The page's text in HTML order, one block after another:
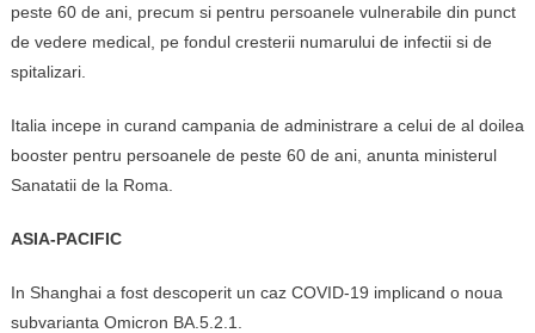
peste 60 de ani, precum si pentru persoanele vulnerabile din punct
de vedere medical, pe fondul cresterii numarului de infectii si de
spitalizari.
Italia incepe in curand campania de administrare a celui de al doilea
booster pentru persoanele de peste 60 de ani, anunta ministerul
Sanatatii de la Roma.
ASIA-PACIFIC
In Shanghai a fost descoperit un caz COVID-19 implicand o noua
subvarianta Omicron BA.5.2.1.